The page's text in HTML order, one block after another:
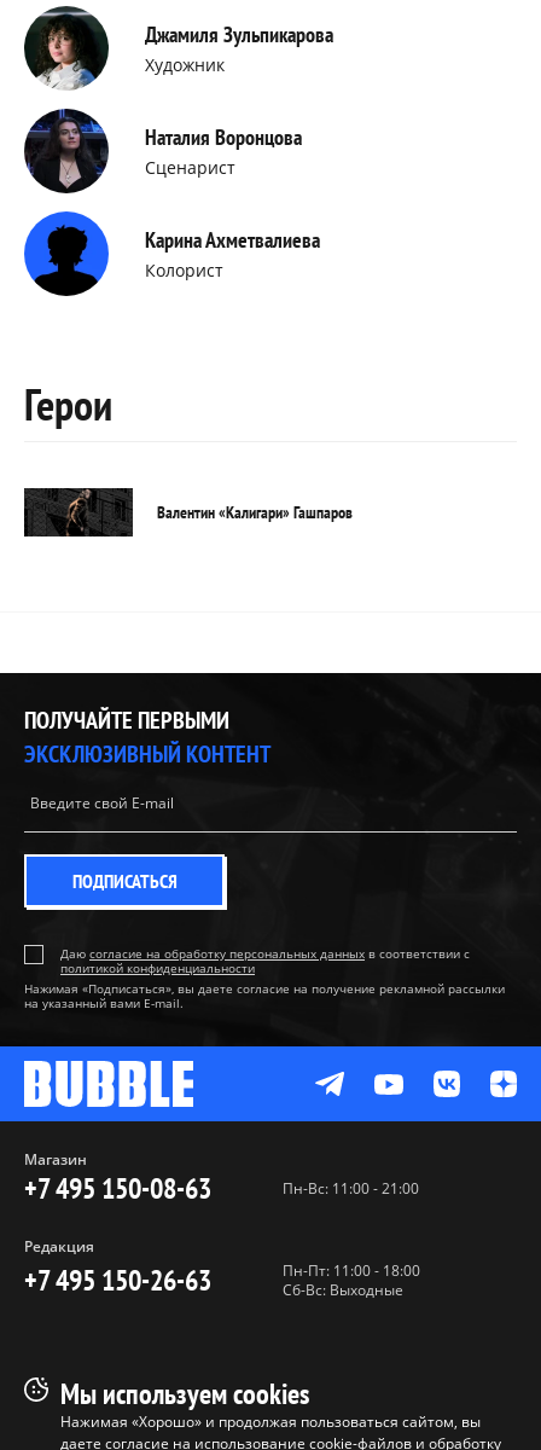
Джамиля Зульпикарова
Художник
Наталия Воронцова
Сценарист
Карина Ахметвалиева
Колорист
Герои
Валентин «Калигари» Гашпаров
ПОЛУЧАЙТЕ ПЕРВЫМИ
ЭКСКЛЮЗИВНЫЙ КОНТЕНТ
ПОДПИСАТЬСЯ
Даю согласие на обработку персональных данных в соответствии с
политикой конфиденциальности
Нажимая «Подписаться», вы даете согласие на получение рекламной рассылки
на указанный вами E-mail.
Магазин
+7 495 150-08-63 Пн-Вс: 11:00 - 21:00
Редакция
+7 495 150-26-63
Пн-Пт: 11:00 - 18:00
Сб-Вс: Выходные
Пользовательское соглашение
Политика конфиденциальности
Программа лояльности
Мы используем cookies
Нажимая «Хорошо» и продолжая пользоваться сайтом, вы
даете согласие на использование cookie-файлов и обработку